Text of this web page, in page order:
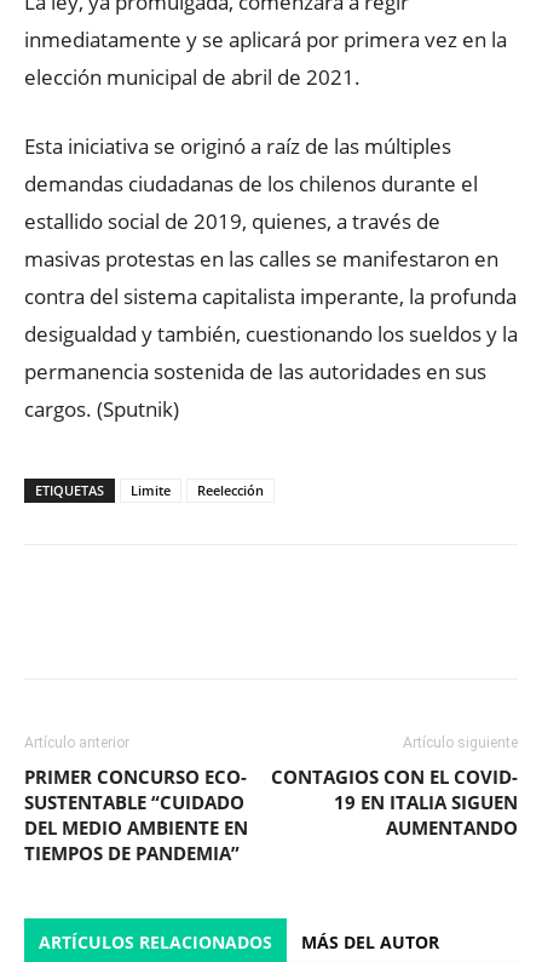
inmediatamente y se aplicará por primera vez en la
elección municipal de abril de 2021.
Esta iniciativa se originó a raíz de las múltiples
demandas ciudadanas de los chilenos durante el
estallido social de 2019, quienes, a través de
masivas protestas en las calles se manifestaron en
contra del sistema capitalista imperante, la profunda
desigualdad y también, cuestionando los sueldos y la
permanencia sostenida de las autoridades en sus
cargos. (Sputnik)
ETIQUETAS Limite Reelección
Artículo anterior
PRIMER CONCURSO ECO-
SUSTENTABLE “CUIDADO
DEL MEDIO AMBIENTE EN
TIEMPOS DE PANDEMIA”
Artículo siguiente
CONTAGIOS CON EL COVID-
19 EN ITALIA SIGUEN
AUMENTANDO
ARTÍCULOS RELACIONADOS MÁS DEL AUTOR